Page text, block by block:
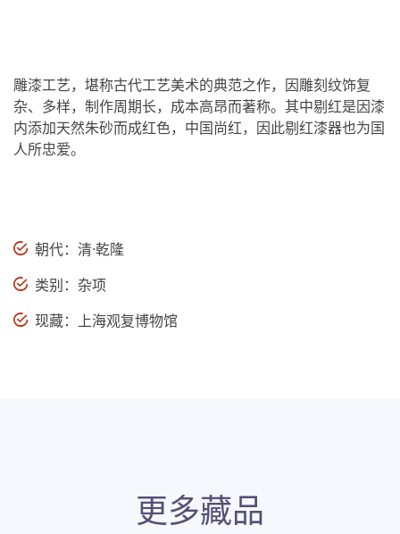
雕漆工艺，堪称古代工艺美术的典范之作，因雕刻纹饰复
杂、多样，制作周期长，成本高昂而著称。其中剔红是因漆
内添加天然朱砂而成红色，中国尚红，因此剔红漆器也为国
人所忠爱。
朝代：清·乾隆
类别：杂项
现藏：上海观复博物馆
更多藏品